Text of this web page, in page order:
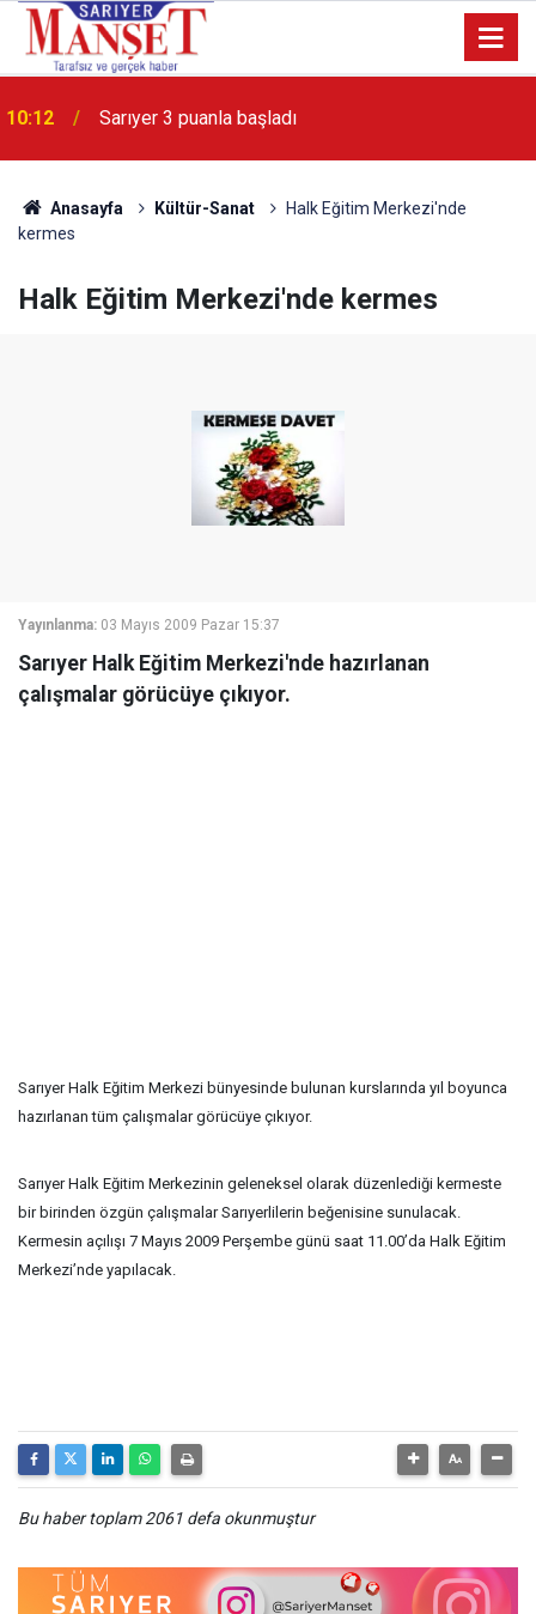
Sarıyer 3 puanla başladı
14:53
etkinlik
Anasayfa Kültür-Sanat
Halk Eğitim Merkezi'nde
kermes
Halk Eğitim Merkezi'nde kermes
Yayınlanma: 03 Mayıs 2009 Pazar 15:37
Sarıyer Halk Eğitim Merkezi'nde hazırlanan
çalışmalar görücüye çıkıyor.
Sarıyer Halk Eğitim Merkezi bünyesinde bulunan kurslarında yıl boyunca
hazırlanan tüm çalışmalar görücüye çıkıyor.
Sarıyer Halk Eğitim Merkezinin geleneksel olarak düzenlediği kermeste
bir birinden özgün çalışmalar Sarıyerlilerin beğenisine sunulacak.
Kermesin açılışı 7 Mayıs 2009 Perşembe günü saat 11.00’da Halk Eğitim
Merkezi’nde yapılacak.
Bu haber toplam 2061 defa okunmuştur